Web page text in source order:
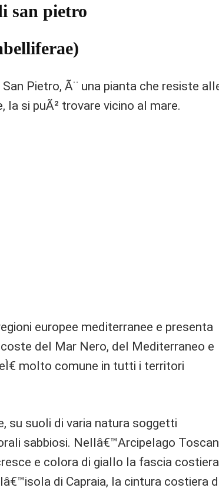
san pietro
Pietro, Ã¨ una pianta che resiste
si puÃ² trovare vicino al mare.
europee mediterranee e presenta
del Mar Nero, del Mediterraneo e
molto comune in tutti i territori
su suoli di varia natura soggetti
sabbiosi. Nellâ€™Arcipelago
e colora di giallo la fascia costiera
di Capraia, la cintura costiera